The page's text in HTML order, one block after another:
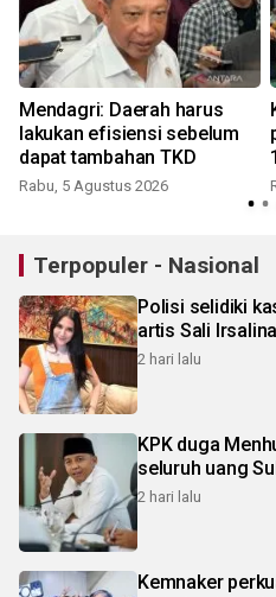
Mendagri: Daerah harus
lakukan efisiensi sebelum
dapat tambahan TKD
Rabu, 5 Agustus 2026
Terpopuler - Nasional
Polisi selidiki
artis Sali
2 hari lalu
KPK duga
seluruh uang
2 hari lalu
Kemnaker